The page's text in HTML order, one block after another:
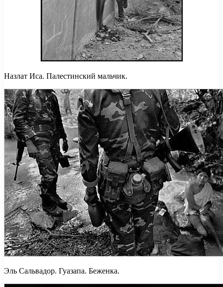
Назлат Иса. Палестинский мальчик.
Эль Сальвадор. Гуазапа. Беженка.